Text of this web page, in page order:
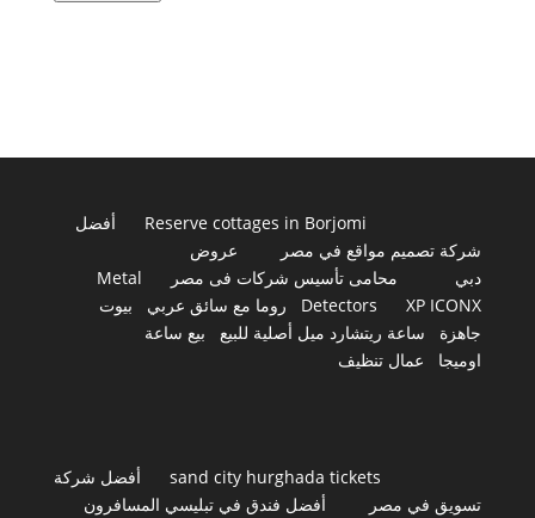
Reserve cottages in Borjomi
أفضل
شركة تصميم مواقع في مصر
عروض
دبي
محامى تأسيس شركات فى مصر
Metal
Detectors
XP ICONX روما مع سائق عربي
بيوت
جاهزة
ساعة ريتشارد ميل أصلية للبيع
بيع ساعة
اوميجا
عمال تنظيف
sand city hurghada tickets
أفضل شركة
تسويق في مصر
أفضل فندق في تبليسي المسافرون